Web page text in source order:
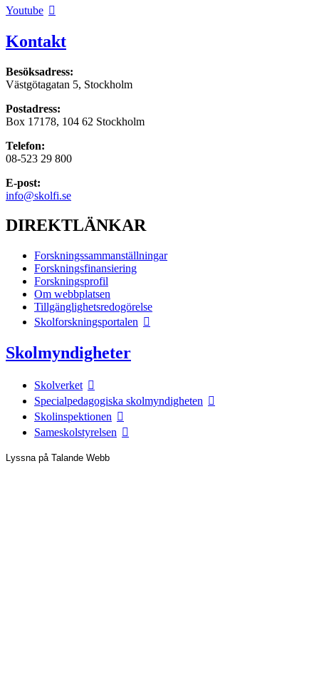
Youtube
Kontakt
Besöksadress:
Västgötagatan 5, Stockholm
Postadress:
Box 17178, 104 62 Stockholm
Telefon:
08-523 29 800
E-post:
info@skolfi.se
DIREKTLÄNKAR
Forskningssammanställningar
Forskningsfinansiering
Forskningsprofil
Om webbplatsen
Tillgänglighetsredogörelse
Skolforskningsportalen
Skolmyndigheter
Skolverket
Specialpedagogiska skolmyndigheten
Skolinspektionen
Sameskolstyrelsen
Lyssna på Talande Webb